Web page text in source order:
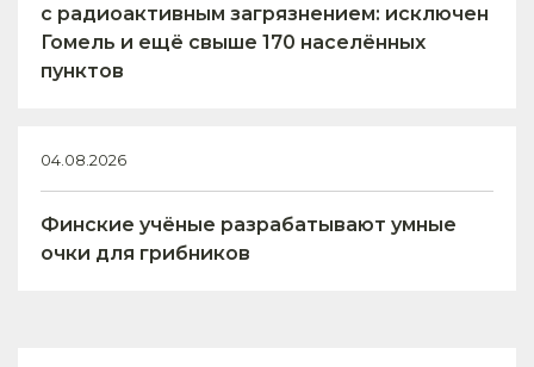
с радиоактивным загрязнением: исключен
Гомель и ещё свыше 170 населённых
пунктов
04.08.2026
Финские учёные разрабатывают умные
очки для грибников